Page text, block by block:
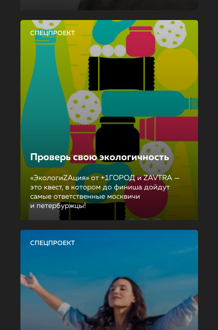
СПЕЦПРОЕКТ
Проверь свою экологичность
«ЭкологиZAция» от +1ГОРОД и ZAVTRA —
это квест, в котором до финиша дойдут
самые ответственные москвичи
и петербуржцы!
СПЕЦПРОЕКТ